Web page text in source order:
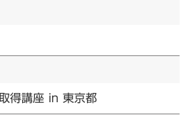
得講座 in 東京都